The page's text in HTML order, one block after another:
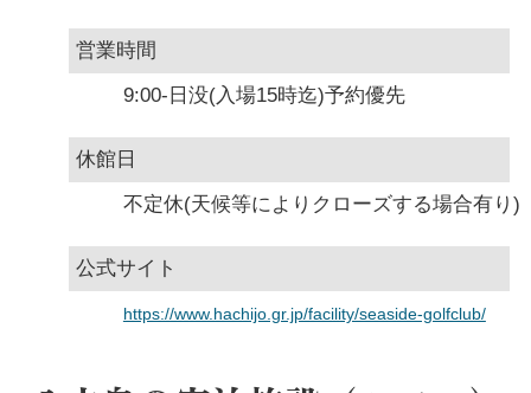
営業時間
9:00-日没(入場15時迄)予約優先
休館日
不定休(天候等によりクローズする場合有り)
公式サイト
https://www.hachijo.gr.jp/facility/seaside-golfclub/